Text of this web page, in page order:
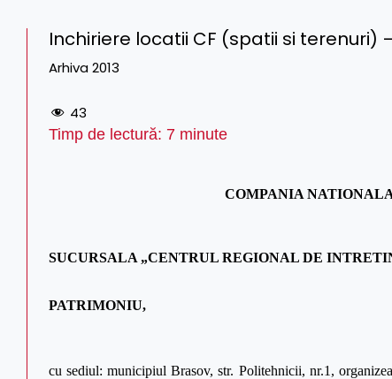
Inchiriere locatii CF (spatii si terenuri) –
Arhiva 2013
43
Timp de lectură: 7 minute
COMPANIA
SUCURSALA „CENTRUL REGIONAL DE
PATRIMONIU,
cu sediul: municipiul Brasov, str. Politehnicii, nr.1,